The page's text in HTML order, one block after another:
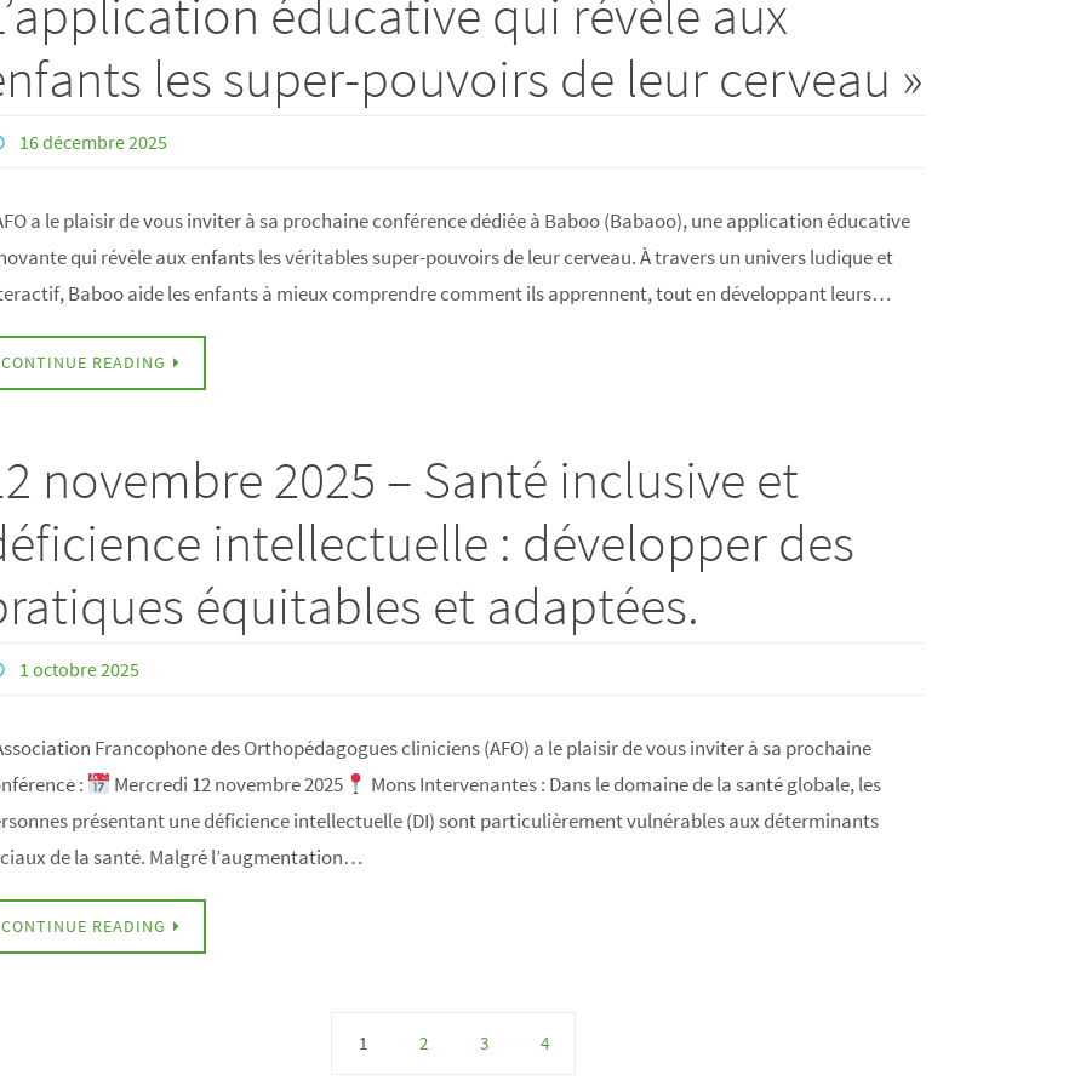
éducative qui révèle aux
les super-pouvoirs de leur cerveau »
16 décembre 2025
a le plaisir de vous inviter à sa prochaine conférence dédiée à Baboo (Babaoo), une application éducative
qui révèle aux enfants les véritables super-pouvoirs de leur cerveau. À travers un univers ludique et
Baboo aide les enfants à mieux comprendre comment ils apprennent, tout en développant leurs…
CONTINUE READING
novembre 2025 – Santé inclusive et
intellectuelle : développer des
équitables et adaptées.
1 octobre 2025
Francophone des Orthopédagogues cliniciens (AFO) a le plaisir de vous inviter à sa prochaine
:
Mercredi 12 novembre 2025
Mons Intervenantes : Dans le domaine de la santé globale, les
présentant une déficience intellectuelle (DI) sont particulièrement vulnérables aux déterminants
de la santé. Malgré l’augmentation…
CONTINUE READING
1 2 3 4